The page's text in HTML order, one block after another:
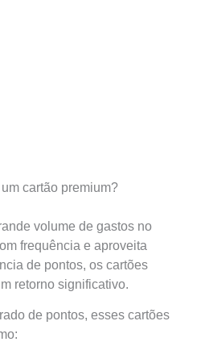
cartão premium?
volume de gastos no
frequência e aproveita
de pontos, os cartões
retorno significativo.
de pontos, esses cartões